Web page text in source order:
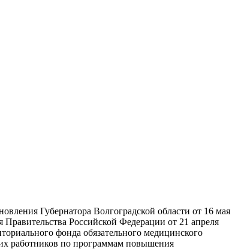
Губернатора Волгоградской области от 16 мая
Российской Федерации от 21 апреля
фонда обязательного медицинского
работников по программам повышения